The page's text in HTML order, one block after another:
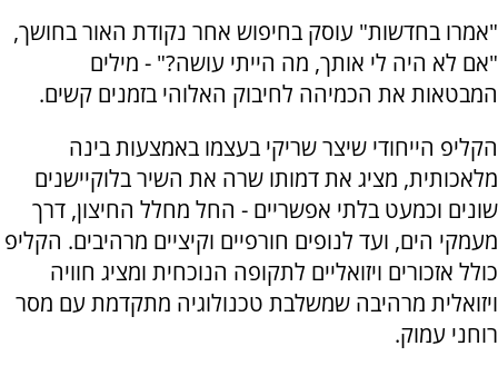
"אמרו בחדשות" עוסק בחיפוש אחר נקודת האור בחושך,
"אם לא היה לי אותך, מה הייתי עושה?" - מילים
המבטאות את הכמיהה לחיבוק האלוהי בזמנים קשים.
הקליפ הייחודי שיצר שריקי בעצמו באמצעות בינה
מלאכותית, מציג את דמותו שרה את השיר בלוקיישנים
שונים וכמעט בלתי אפשריים - החל מחלל החיצון, דרך
מעמקי הים, ועד לנופים חורפיים וקיציים מרהיבים. הקליפ
כולל אזכורים ויזואליים לתקופה הנוכחית ומציג חוויה
ויזואלית מרהיבה שמשלבת טכנולוגיה מתקדמת עם מסר
רוחני עמוק.